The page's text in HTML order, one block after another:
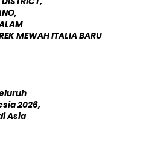
MEWAH ITALIA BARU
2026,
Asia